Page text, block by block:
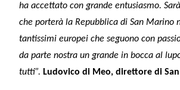
ha accettato con grande entusiasmo.
che porterà la Repubblica di San Marino
tantissimi europei che seguono con
da parte nostra un grande in bocca al
tutti”. Ludovico di Meo, direttore di